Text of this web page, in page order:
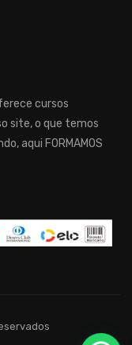
cursos
site, o que temos
aqui FORMAMOS